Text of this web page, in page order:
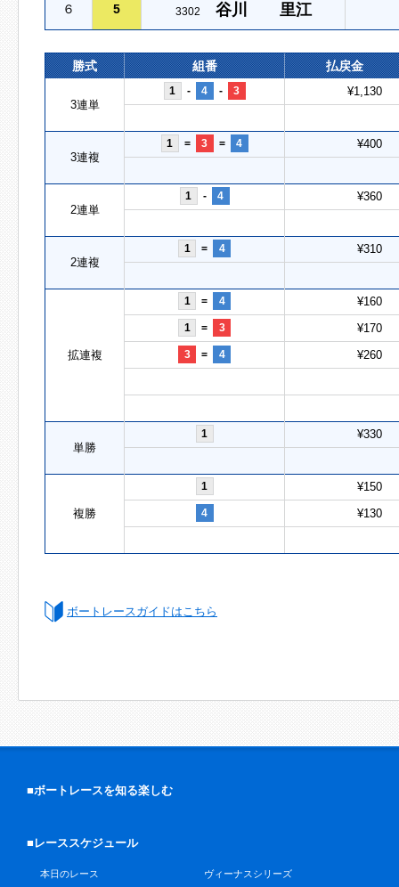
６ 5 3302 谷川 里江
勝式 組番 払戻金
3連単
1 - 4 - 3 ¥1,130
3連複
1 = 3 = 4 ¥400
2連単
1 - 4 ¥360
2連複
1 = 4 ¥310
拡連複
1 = 4 ¥160
1 = 3 ¥170
3 = 4 ¥260
単勝
1 ¥330
複勝
1 ¥150
4 ¥130
ボートレースガイドはこちら
■ボートレースを知る楽しむ
■レーススケジュール
本日のレース
ヴィーナスシリーズ